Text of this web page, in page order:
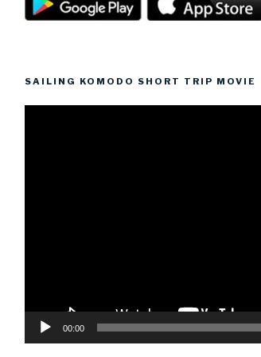
SAILING KOMODO SHORT TRIP MOVIE
00:00